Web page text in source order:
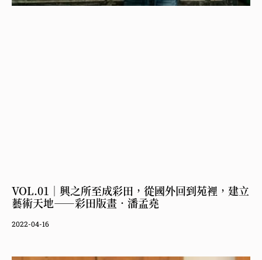
VOL.01｜興之所至成彩田，從國外回到苑裡，建立
藝術天地——彩田版畫．潘孟堯
2022-04-16